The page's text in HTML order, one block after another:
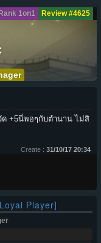
Rank 1on1 Review #4625
+5นี่พอๆกับตำนาน ไม่สิ
Create : 31/10/17 20:34
Player]